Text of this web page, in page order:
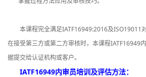
本课程完全满足IATF16949:2016及ISO19011
在接受第三方或第二方审核时，本课程IATF16949
据提交给认证机构或客户。
IATF16949内审员培训及评估方法：